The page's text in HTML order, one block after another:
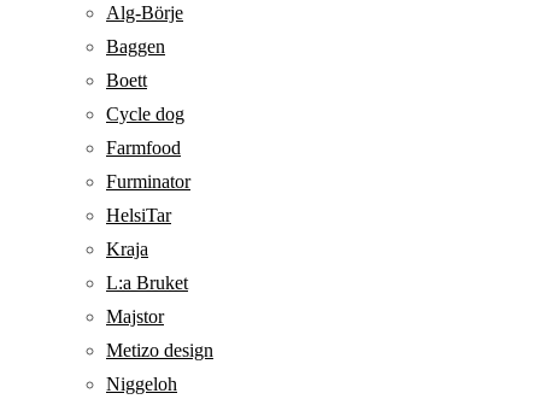
Alg-Börje
Baggen
Boett
Cycle dog
Farmfood
Furminator
HelsiTar
Kraja
L:a Bruket
Majstor
Metizo design
Niggeloh